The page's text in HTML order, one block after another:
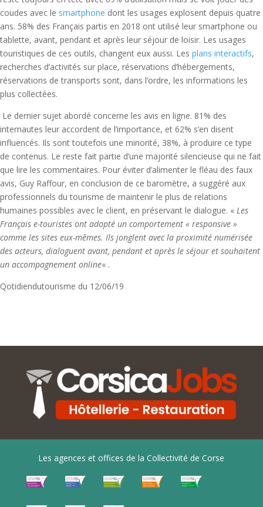
coudes avec le smartphone dont les usages explosent depuis quatre
ans. 58% des Français partis en 2018 ont utilisé leur smartphone ou
tablette, avant, pendant et après leur séjour de loisir. Les usages
touristiques de ces outils, changent eux aussi. Les plans interactifs,
recherches d’activités sur place, réservations d’hébergements,
réservations de transports sont, dans l’ordre, les informations les
plus collectées.
Le dernier sujet abordé concerne les avis en ligne. 81% des
internautes leur accordent de l’importance, et 62% s’en disent
influencés. Ils sont toutefois une minorité, 38%, à produire ce type
de contenus. Le reste fait partie d’une majorité silencieuse qui ne fait
que lire les commentaires. Pour éviter d’alimenter le fléau des faux
avis, Guy Raffour, en conclusion de ce baromètre, a suggéré aux
professionnels du tourisme de maintenir le plus de relations
humaines possibles avec le client, en préservant le dialogue. « Les
Français e-touristes ont adopté un comportement « responsive »
comme les sites eux-mêmes. Ils jonglent avec la proximité numérisée
des acteurs, dialoguent avant, pendant et après le séjour et souhaitent
un accompagnement online« .
Qotidiendutourisme du 12/06/19
Les agences et offices de la Collectivité de Corse